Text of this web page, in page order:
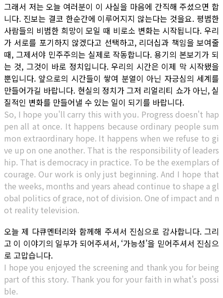
그래서 저는 오늘 여러분이 이 사실을 마음에 간직해 주셨으면 합
니다. 진보는 결코 한순간에 이루어지지 않는다는 것을요. 평범한
사람들의 비범한 희망이 모일 때 비로소 변화는 시작됩니다. 우리
가 서로를 포기하지 않겠다고 선택하고, 리더십과 책임을 보여줄
때, 그제서야 민주주의는 실제로 작동합니다. 용기의 본보기가 되
는 것, 그것이 바로 정치입니다. 우리의 시간은 이제 막 시작됐을
뿐입니다. 앞으로의 시간들이 쌓여 분열이 아닌 자긍심의 세계를
만들어가길 바랍니다. 현실의 정치가 그저 리얼리티 쇼가 아닌, 실
질적인 변화를 만들어낼 수 있는 일이 되기를 바랍니다.
So, I hope you'll carry this with you. Progress doesn't hap
pen all at once. It happens because ordinary people sum
mon extraordinary hope. It happens when we refuse to gi
ve up on one another. That is the responsibility of leaders
hip. That is democracy in practice. To be the exemplars of
courage. Our work is only just beginning. And I hope that
the weeks, months and years ahead continue to shape a gl
obal politics of grace, not of division. One of impact and n
ot reality television.
오늘 제 다큐멘터리와 함께해 주셔서 진심으로 감사합니다. 그리
고 이 이야기의 일부가 되어주셔서, ‘가능성’을 믿어주셔서 진심으
로 고맙습니다.
I hope you enjoyed the screening and thank you for being
part of this story. Thank you for your faith in what's possi
ble.